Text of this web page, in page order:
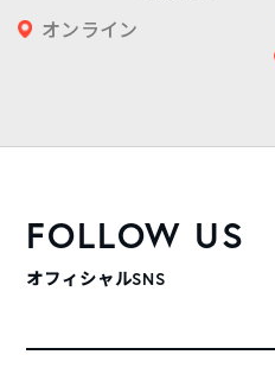
オンライン
FOLLOW US
オフィシャルSNS